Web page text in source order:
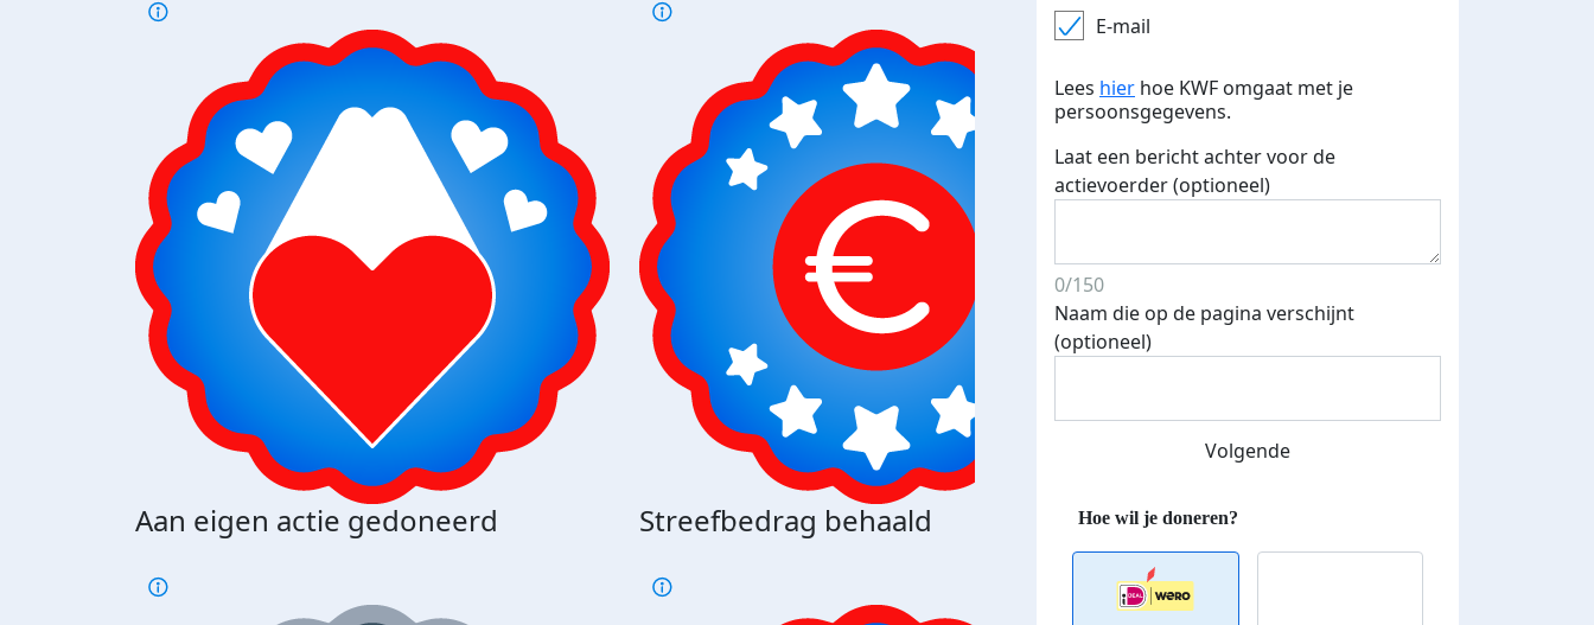
Aan eigen actie gedoneerd Streefbedrag behaald Streefbedrag verhoogd
E-mail
Lees hier hoe KWF omgaat met je
persoonsgegevens.
Laat een bericht achter voor de
actievoerder (optioneel)
0/150
Naam die op de pagina verschijnt
(optioneel)
Volgende